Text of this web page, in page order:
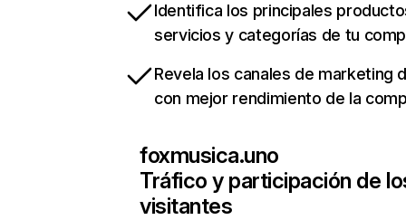
Identifica los principales
servicios y categorías de tu
Revela los canales de marketing
con mejor rendimiento de la
foxmusica.uno
Tráfico y participación de
visitantes